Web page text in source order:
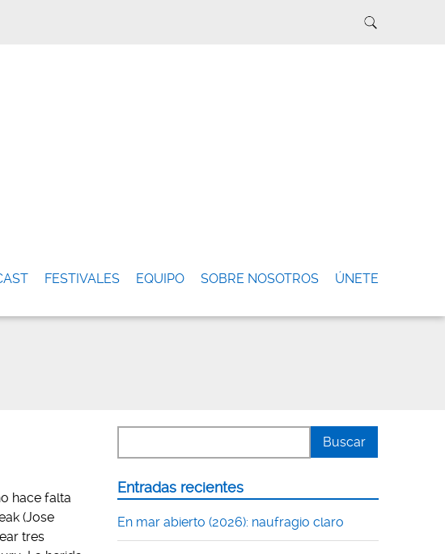
FESTIVALES EQUIPO SOBRE NOSOTROS ÚNETE
hace falta
(Jose
tres
Entradas recientes
En mar abierto (2026): naufragio claro